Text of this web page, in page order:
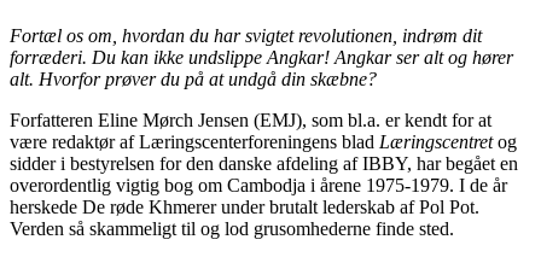
Fortæl os om, hvordan du har svigtet revolutionen, indrøm dit
forræderi. Du kan ikke undslippe Angkar! Angkar ser alt og hører
alt. Hvorfor prøver du på at undgå din skæbne?
Forfatteren Eline Mørch Jensen (EMJ), som bl.a. er kendt for at
være redaktør af Læringscenterforeningens blad Læringscentretog
sidder i bestyrelsen for den danske afdeling af IBBY, har begået en
overordentlig vigtig bog om Cambodja i årene 1975-1979. I de år
herskede De røde Khmerer under brutalt lederskab af Pol Pot.
Verden så skammeligt til og lod grusomhederne finde sted.